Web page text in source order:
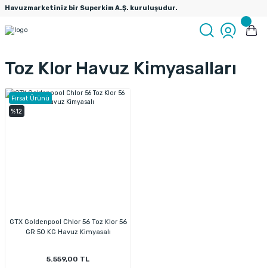
Havuzmarketiniz bir Superkim A.Ş. kuruluşudur.
Toz Klor Havuz Kimyasalları
Fırsat Ürünü
%12
GTX Goldenpool Chlor 56 Toz Klor 56
GR 50 KG Havuz Kimyasalı
5.559,00 TL